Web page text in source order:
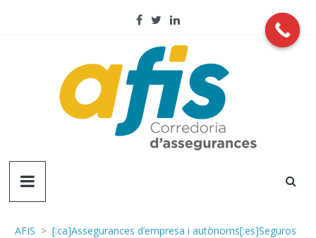
AFIS
d'assegurançes
AFIS > [:ca]Assegurances d’empresa i autònoms[:es]Seguros